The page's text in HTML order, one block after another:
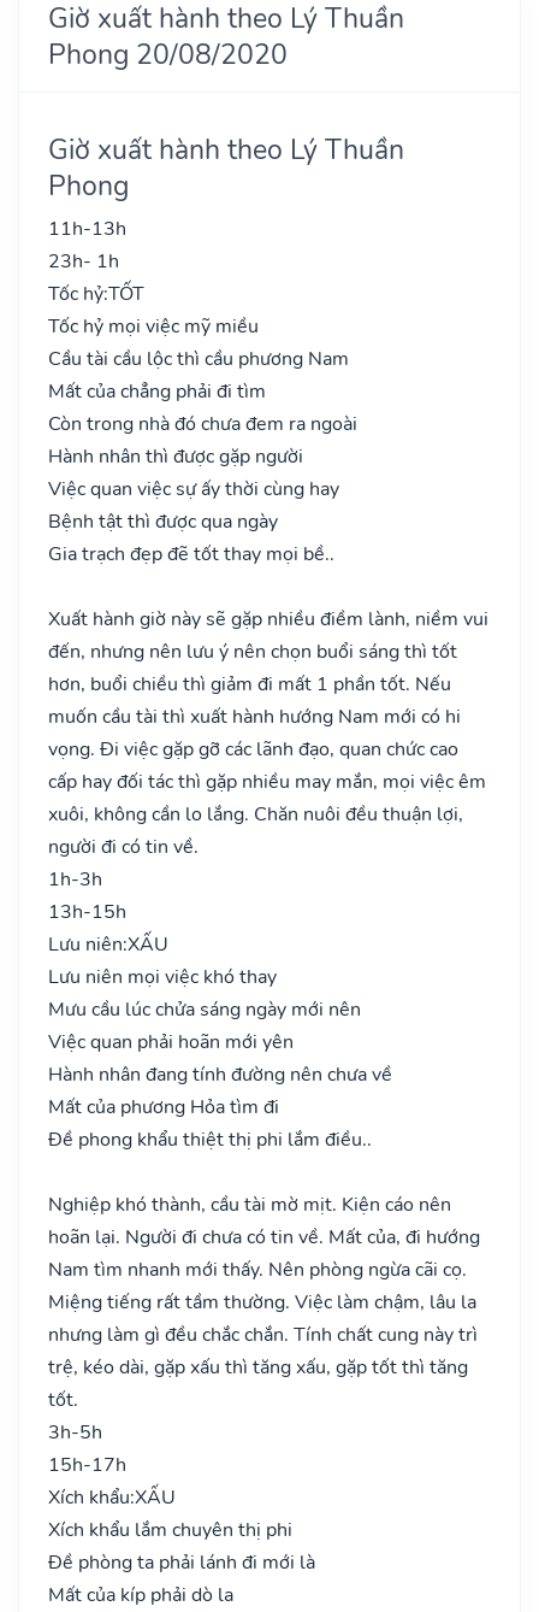
Giờ xuất hành theo Lý Thuần
Phong 20/08/2020
Giờ xuất hành theo Lý Thuần
Phong
11h-13h
23h- 1h
Tốc hỷ:TỐT
Tốc hỷ mọi việc mỹ miều
Cầu tài cầu lộc thì cầu phương Nam
Mất của chẳng phải đi tìm
Còn trong nhà đó chưa đem ra ngoài
Hành nhân thì được gặp người
Việc quan việc sự ấy thời cùng hay
Bệnh tật thì được qua ngày
Gia trạch đẹp đẽ tốt thay mọi bề..
Xuất hành giờ này sẽ gặp nhiều điềm lành, niềm vui
đến, nhưng nên lưu ý nên chọn buổi sáng thì tốt
hơn, buổi chiều thì giảm đi mất 1 phần tốt. Nếu
muốn cầu tài thì xuất hành hướng Nam mới có hi
vọng. Đi việc gặp gỡ các lãnh đạo, quan chức cao
cấp hay đối tác thì gặp nhiều may mắn, mọi việc êm
xuôi, không cần lo lắng. Chăn nuôi đều thuận lợi,
người đi có tin về.
1h-3h
13h-15h
Lưu niên:XẤU
Lưu niên mọi việc khó thay
Mưu cầu lúc chửa sáng ngày mới nên
Việc quan phải hoãn mới yên
Hành nhân đang tính đường nên chưa về
Mất của phương Hỏa tìm đi
Đề phong khẩu thiệt thị phi lắm điều..
Nghiệp khó thành, cầu tài mờ mịt. Kiện cáo nên
hoãn lại. Người đi chưa có tin về. Mất của, đi hướng
Nam tìm nhanh mới thấy. Nên phòng ngừa cãi cọ.
Miệng tiếng rất tầm thường. Việc làm chậm, lâu la
nhưng làm gì đều chắc chắn. Tính chất cung này trì
trệ, kéo dài, gặp xấu thì tăng xấu, gặp tốt thì tăng
tốt.
3h-5h
15h-17h
Xích khẩu:XẤU
Xích khẩu lắm chuyên thị phi
Đề phòng ta phải lánh đi mới là
Mất của kíp phải dò la